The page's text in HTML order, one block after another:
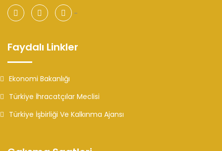
-
Faydalı Linkler
Ekonomi Bakanlığı
Türkiye İhracatçılar Meclisi
Türkiye İşbirliği Ve Kalkınma Ajansı